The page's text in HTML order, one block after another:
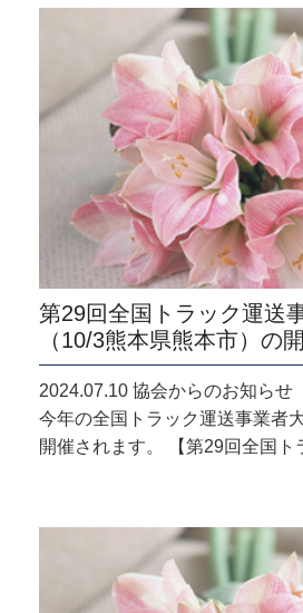
第29回全国トラック運送
（10/3熊本県熊本市）の
2024.07.10 協会からのお知らせ
今年の全国トラック運送事業者
開催されます。 【第29回全国ト